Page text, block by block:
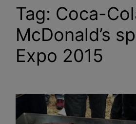
Tag: Coca-
McDonald’s
Expo 2015